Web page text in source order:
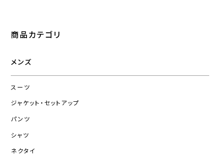
商品カテゴリ
メンズ
スーツ
ジャケット・セットアップ
パンツ
シャツ
ネクタイ